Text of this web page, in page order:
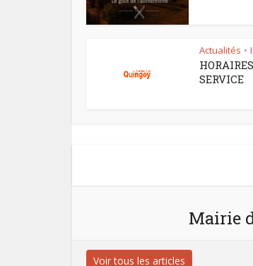
Actualités •
SERVICE
Mairie
Voir tous les articles